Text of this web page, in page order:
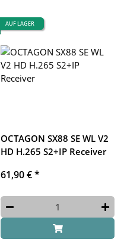
AUF LAGER
OCTAGON SX88 SE WL V2
HD H.265 S2+IP Receiver
61,90 €*